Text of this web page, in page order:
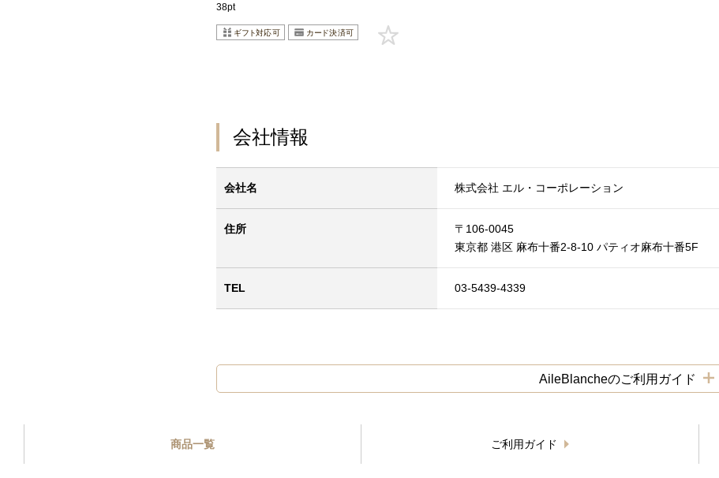
38pt
会社情報
会社名 株式会社 エル・コーポレーション
住所
〒106-0045
東京都 港区 麻布十番2-8-10 パティオ麻布十番5F
TEL 03-5439-4339
AileBlancheのご利用ガイド
商品一覧 ご利用ガイド